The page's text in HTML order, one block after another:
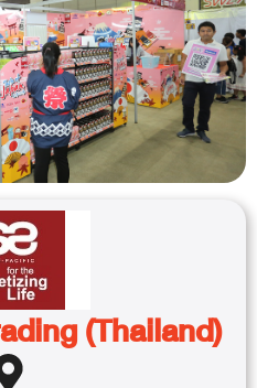
(Thailand)